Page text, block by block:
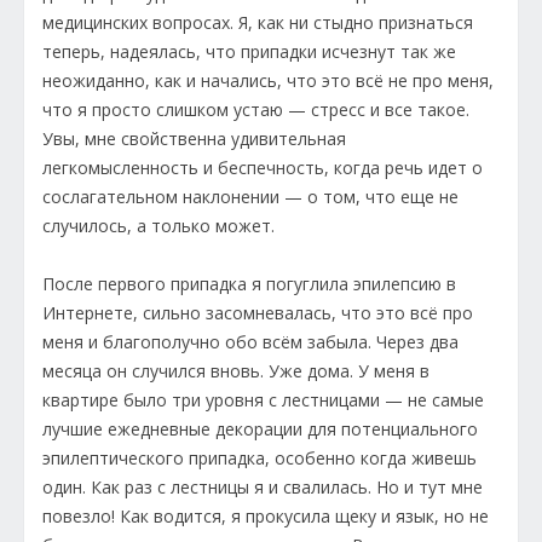
медицинских вопросах. Я, как ни стыдно признаться
теперь, надеялась, что припадки исчезнут так же
неожиданно, как и начались, что это всё не про меня,
что я просто слишком устаю — стресс и все такое.
Увы, мне свойственна удивительная
легкомысленность и беспечность, когда речь идет о
сослагательном наклонении — о том, что еще не
случилось, а только может.
После первого припадка я погуглила эпилепсию в
Интернете, сильно засомневалась, что это всё про
меня и благополучно обо всём забыла. Через два
месяца он случился вновь. Уже дома. У меня в
квартире было три уровня с лестницами — не самые
лучшие ежедневные декорации для потенциального
эпилептического припадка, особенно когда живешь
один. Как раз с лестницы я и свалилась. Но и тут мне
повезло! Как водится, я прокусила щеку и язык, но не